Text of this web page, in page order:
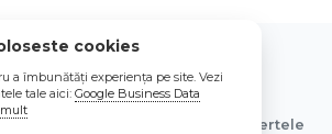
Bebe Nou Online Store SRL
exprimate in lei si includ tva. Ofertele
cookies
a îmbunătăți experiența pe site. Vezi
tale aici: Google Business Data